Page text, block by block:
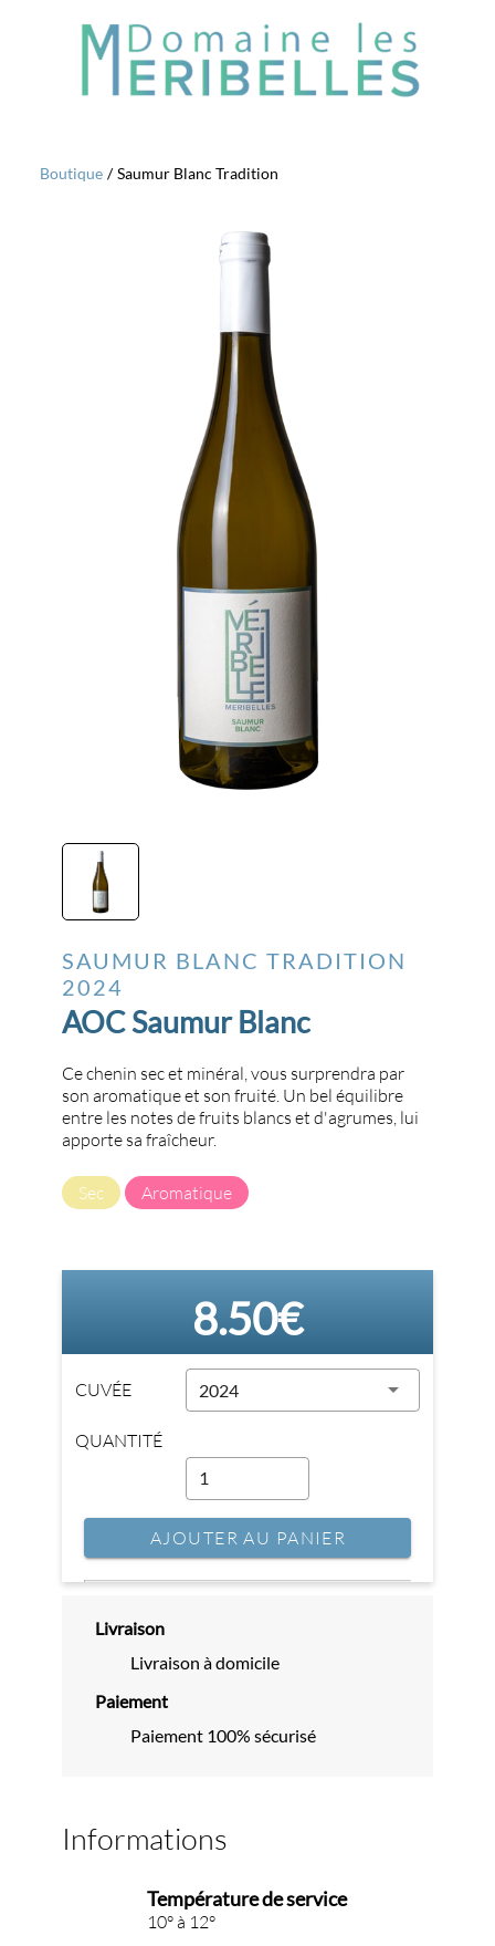
Boutique / Saumur Blanc Tradition
SAUMUR BLANC TRADITION
2024
AOC Saumur Blanc
Ce chenin sec et minéral, vous surprendra par
son aromatique et son fruité. Un bel équilibre
entre les notes de fruits blancs et d'agrumes, lui
apporte sa fraîcheur.
Sec Aromatique
8.50€
CUVÉE 2024
QUANTITÉ
AJOUTER AU PANIER
Livraison
Livraison à domicile
Paiement
Paiement 100% sécurisé
Informations
Température de service
10° à 12°